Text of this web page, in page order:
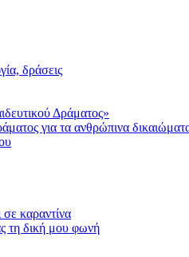
δράσεις
Δράματος»
για τα ανθρώπινα
καραντίνα
τη δική μου φωνή